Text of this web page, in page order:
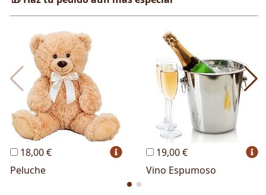
18,00 €
Peluche
19,00 €
Vino Espumoso